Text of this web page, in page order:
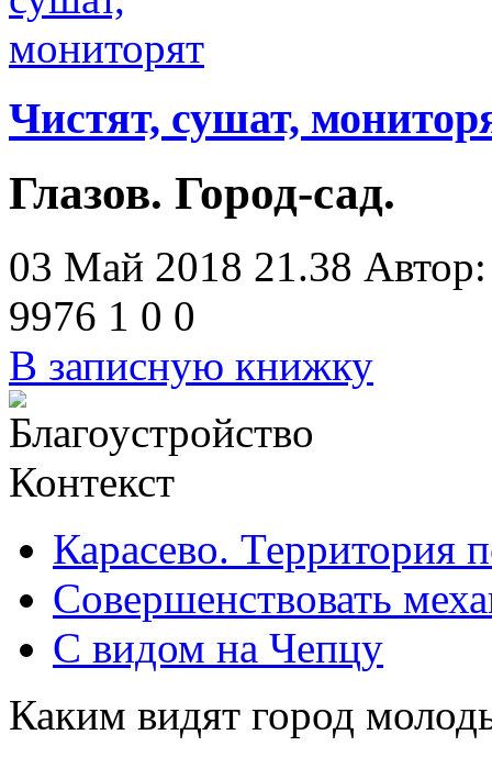
Чистят, сушат,
Глазов. Город-сад.
03 Май 2018 21.38
9976 1 0 0
В записную книжку
Контекст
Карасево. Территория
Совершенствовать
С видом на Чепцу
Каким видят город